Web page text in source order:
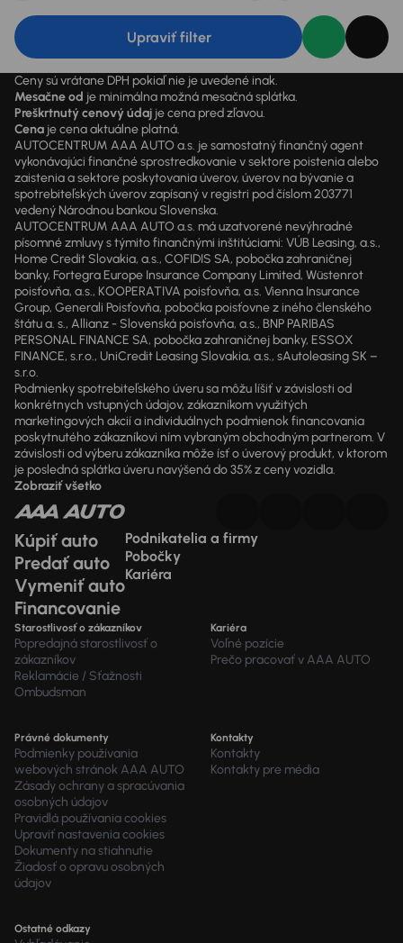
Upraviť filter
Ceny sú vrátane DPH pokiaľ nie je uvedené inak.
Mesačne od je minimálna možná mesačná splátka.
Preškrtnutý cenový údaj je cena pred zľavou.
Cena je cena aktuálne platná.
AUTOCENTRUM AAA AUTO a.s. je samostatný finančný agent
vykonávajúci finančné sprostredkovanie v sektore poistenia alebo
zaistenia a sektore poskytovania úverov, úverov na bývanie a
spotrebiteľských úverov zapísaný v registri pod číslom 203771
vedený Národnou bankou Slovenska.
AUTOCENTRUM AAA AUTO a.s. má uzatvorené nevýhradné
písomné zmluvy s týmito finančnými inštitúciami: VÚB Leasing, a.s.,
Home Credit Slovakia, a.s., COFIDIS SA, pobočka zahraničnej
banky, Fortegra Europe Insurance Company Limited, Wüstenrot
poisťovňa, a.s., KOOPERATIVA poisťovňa, a.s. Vienna Insurance
Group, Generali Poisťovňa, pobočka poisťovne z iného členského
štátu a. s., Allianz - Slovenská poisťovňa, a.s., BNP PARIBAS
PERSONAL FINANCE SA, pobočka zahraničnej banky, ESSOX
FINANCE, s.r.o., UniCredit Leasing Slovakia, a.s., sAutoleasing SK –
s.r.o.
Podmienky spotrebiteľského úveru sa môžu líšiť v závislosti od
konkrétnych vstupných údajov, zákazníkom využitých
marketingových akcií a individuálnych podmienok financovania
poskytnutého zákazníkovi ním vybraným obchodným partnerom. V
závislosti od výberu zákazníka môže ísť o úverový produkt, v ktorom
je posledná splátka úveru navýšená do 35% z ceny vozidla.
Zobraziť všetko
Kúpiť auto
Predať auto
Vymeniť auto
Financovanie
Podnikatelia a firmy
Pobočky
Kariéra
Starostlivosť o zákazníkov
Popredajná starostlivosť o
zákazníkov
Reklamácie / Sťažnosti
Ombudsman
Kariéra
Voľné pozície
Prečo pracovať v AAA AUTO
Právné dokumenty
Podmienky používania
webových stránok AAA AUTO
Zásady ochrany a spracúvania
osobných údajov
Pravidlá používania cookies
Upraviť nastavenia cookies
Dokumenty na stiahnutie
Žiadosť o opravu osobných
údajov
Kontakty
Kontakty
Kontakty pre média
Ostatné odkazy